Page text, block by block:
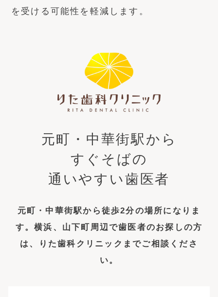
を受ける可能性を軽減します。
元町・中華街駅から
すぐそばの
通いやすい歯医者
元町・中華街駅から徒歩2分の場所になりま
す。横浜、山下町周辺で歯医者のお探しの方
は、りた歯科クリニックまでご相談くださ
い。